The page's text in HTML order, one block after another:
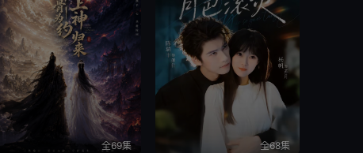
全69集 全68集